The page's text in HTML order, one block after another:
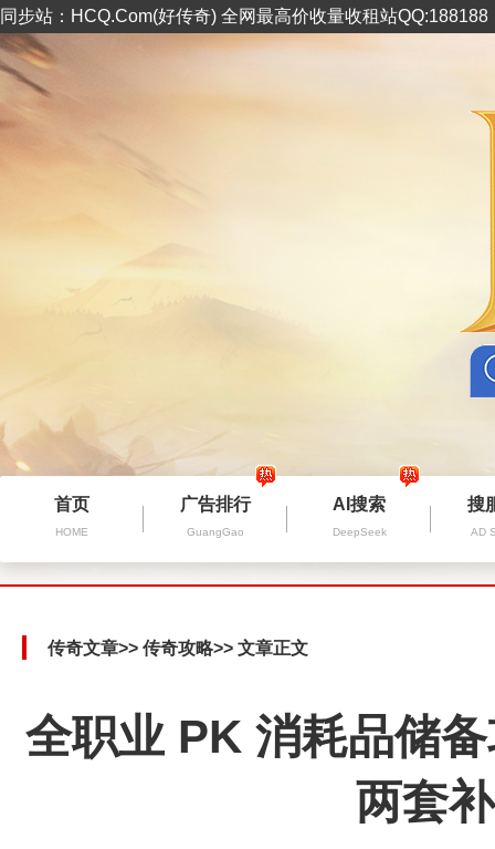
同步站：HCQ.Com(好传奇) 全网最高价收量收租站
首页
HOME
广告排行
GuangGao
AI搜索
DeepSeek
搜
AD
传奇文章>> 传奇攻略>> 文章正文
全职业 PK 消耗品储
两套